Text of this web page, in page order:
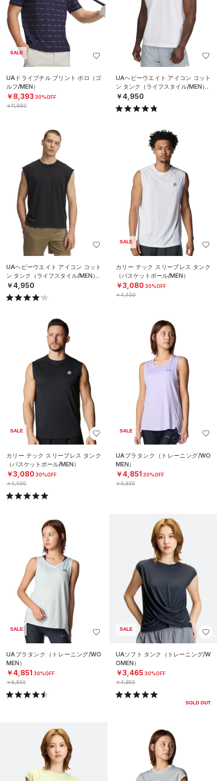
SALE
UAドライブチル プリント ポロ（ゴ
ルフ/MEN）
￥8,393 30%OFF
￥11,990
UAヘビーウエイト アイコン コット
ン タンク（ライフスタイル/MEN）
￥4,950
UAヘビーウエイト アイコン コット
ン タンク（ライフスタイル/MEN）
￥4,950
SALE
カリー テック スリーブレス タンク
（バスケットボール/MEN）
￥3,080 30%OFF
￥4,400
SALE
カリー テック スリーブレス タンク
（バスケットボール/MEN）
￥3,080 30%OFF
￥4,400
SALE
UAブラタンク（トレーニング/WO
MEN）
￥4,851 30%OFF
￥6,930
SALE
UAブラタンク（トレーニング/WO
MEN）
￥4,851 30%OFF
￥6,930
SALE
UAソフト タンク（トレーニング/W
OMEN）
￥3,465 30%OFF
￥4,950
SOLD OUT